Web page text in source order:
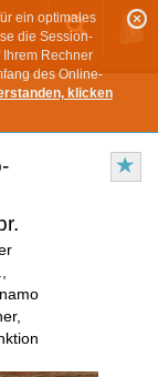
ein optimales
die Session-
Rechner
des Online-
klicken